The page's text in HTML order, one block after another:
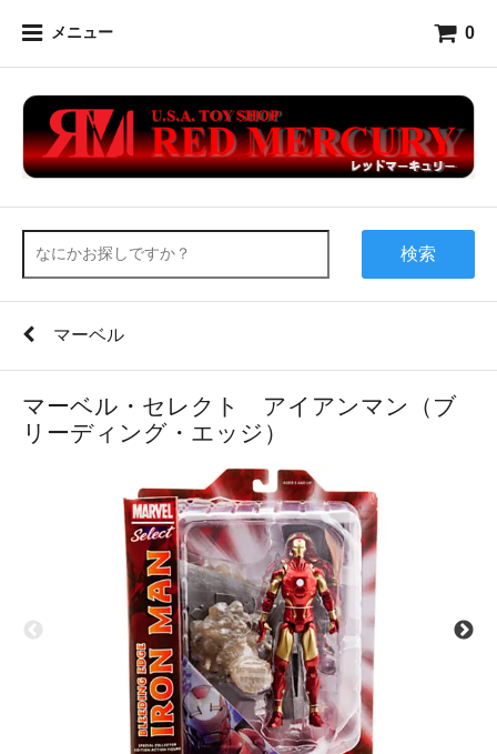
メニュー 0
検索
マーベル
マーベル・セレクト アイアンマン（ブ
リーディング・エッジ）